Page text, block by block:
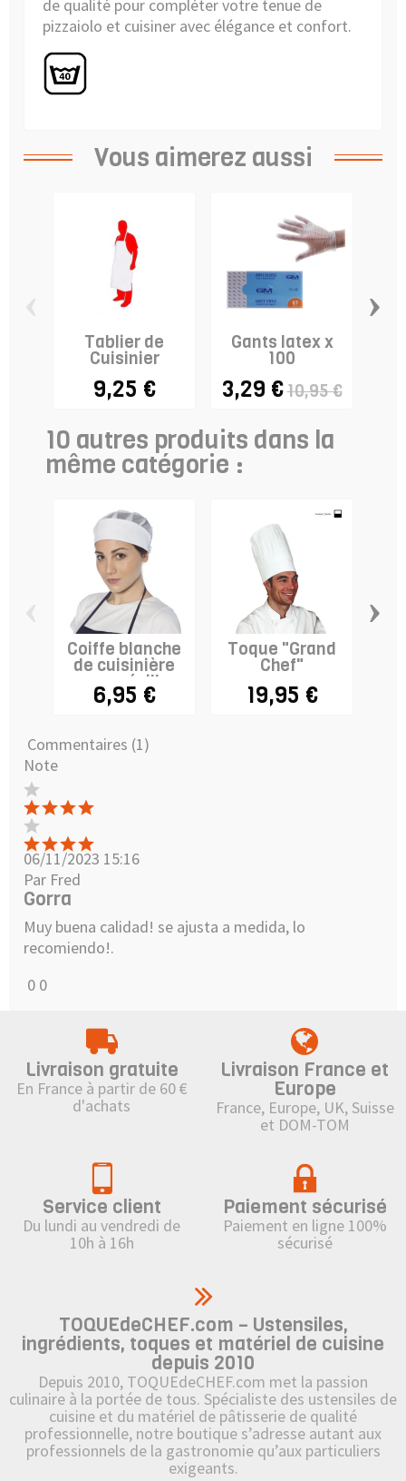
de qualité pour compléter votre tenue de
pizzaiolo et cuisiner avec élégance et confort.
Vous aimerez aussi
Tablier de
Cuisinier
9,25 €
Gants latex x
100
3,29 €10,95 €
›
10 autres produits dans la
même catégorie :
Coiffe blanche
de cuisinière
avec résille
6,95 €
Toque "Grand
Chef"
19,95 €
›
Commentaires (1)
Note
06/11/2023 15:16
Par Fred
Gorra
Muy buena calidad! se ajusta a medida, lo
recomiendo!.
0 0
Livraison gratuite
En France à partir de 60 €
d'achats
Livraison France et
Europe
France, Europe, UK, Suisse
et DOM-TOM
Service client
Du lundi au vendredi de
10h à 16h
Paiement sécurisé
Paiement en ligne 100%
sécurisé
TOQUEdeCHEF.com – Ustensiles,
ingrédients, toques et matériel de cuisine
depuis 2010
Depuis 2010, TOQUEdeCHEF.com met la passion
culinaire à la portée de tous. Spécialiste des ustensiles de
cuisine et du matériel de pâtisserie de qualité
professionnelle, notre boutique s’adresse autant aux
professionnels de la gastronomie qu’aux particuliers
exigeants.